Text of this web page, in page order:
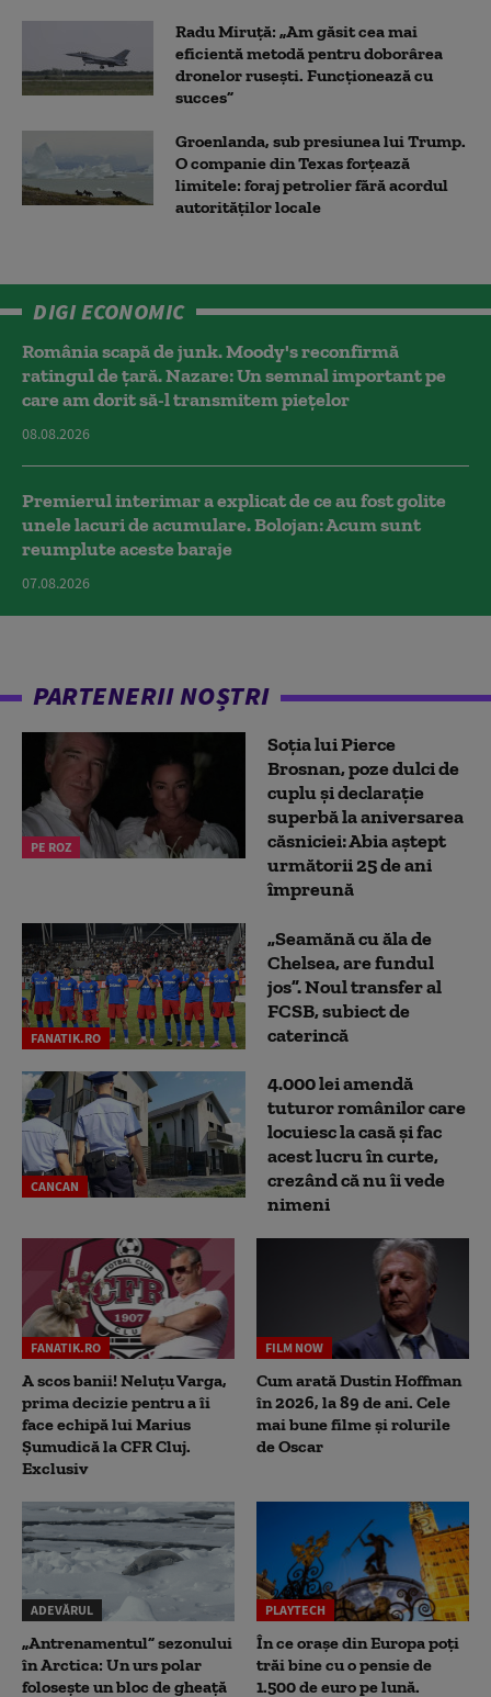
Radu Miruță: „Am găsit cea mai
eficientă metodă pentru doborârea
dronelor rusești. Funcționează cu
succes”
Groenlanda, sub presiunea lui Trump.
O companie din Texas forțează
limitele: foraj petrolier fără acordul
autorităților locale
DIGI ECONOMIC
România scapă de junk. Moody's reconfirmă
ratingul de țară. Nazare: Un semnal important pe
care am dorit să-l transmitem piețelor
08.08.2026
Premierul interimar a explicat de ce au fost golite
unele lacuri de acumulare. Bolojan: Acum sunt
reumplute aceste baraje
07.08.2026
PARTENERII NOȘTRI
PE ROZ
Soția lui Pierce
Brosnan, poze dulci de
cuplu și declarație
superbă la aniversarea
căsniciei: Abia aștept
următorii 25 de ani
împreună
FANATIK.RO
„Seamănă cu ăla de
Chelsea, are fundul
jos”. Noul transfer al
FCSB, subiect de
caterincă
CANCAN
4.000 lei amendă
tuturor românilor care
locuiesc la casă și fac
acest lucru în curte,
crezând că nu îi vede
nimeni
FANATIK.RO
A scos banii! Neluțu Varga,
prima decizie pentru a îi
face echipă lui Marius
Șumudică la CFR Cluj.
Exclusiv
FILM NOW
Cum arată Dustin Hoffman
în 2026, la 89 de ani. Cele
mai bune filme și rolurile
de Oscar
ADEVĂRUL
„Antrenamentul” sezonului
în Arctica: Un urs polar
folosește un bloc de gheață
PLAYTECH
În ce orașe din Europa poți
trăi bine cu o pensie de
1.500 de euro pe lună.